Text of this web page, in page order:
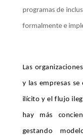
programas de
formalmente e
Las
y las empresas
ilícito y el flujo
hay más
gestando